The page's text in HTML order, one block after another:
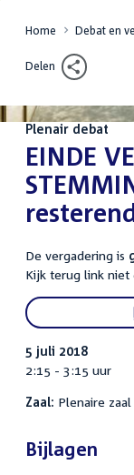
Home Debat en
Delen
Plenair debat
:EINDE
De vergadering is
Kijk terug link niet
5 juli 2018
2:15 - 3:15 uur
Zaal: Plenaire zaal
Bijlagen